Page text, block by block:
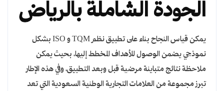
الجودة الشاملة بالرياض
يمكن قياس النجاح بناء على تطبيق نظم TQM و ISO بشكل
نموذجي يضمن الوصول للأهداف المخطط إليها، بحيث يمكن
ملاحظة نتائج متباينة مرضية قبل وبعد التطبيق، وفي هذه الإطار
تبرز مجموعة من العلامات التجارية الوطنية السعودية التي تعد